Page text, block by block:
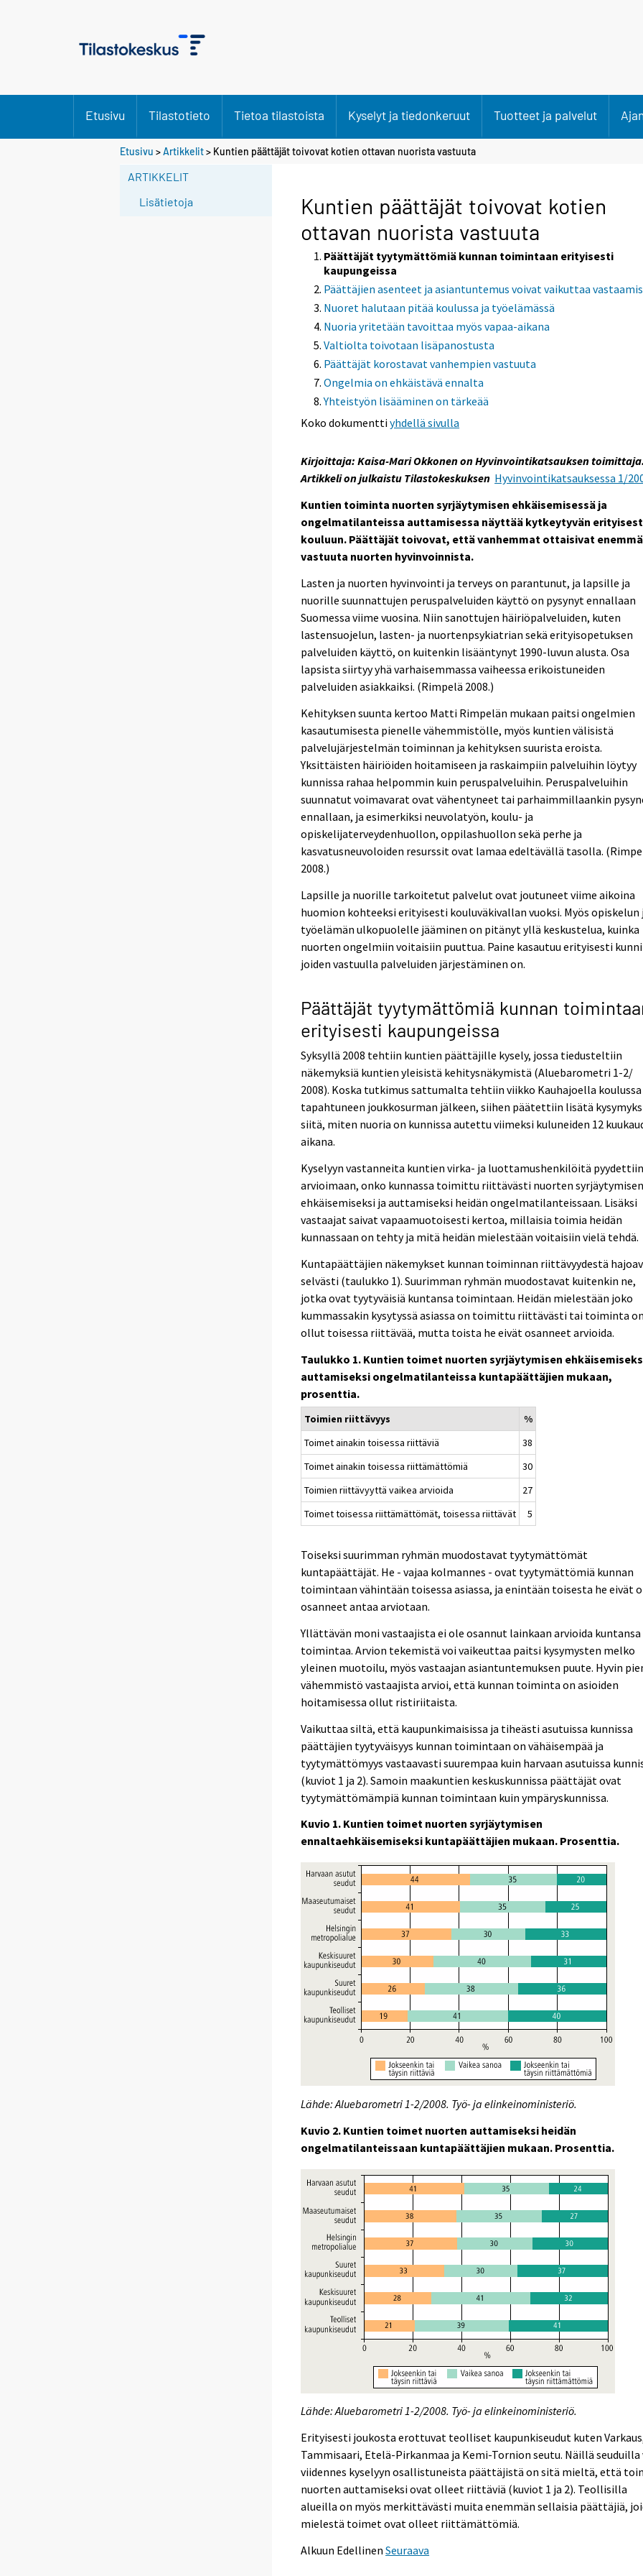
Etusivu Tilastotieto Tietoa tilastoista Kyselyt ja tiedonkeruut Tuotteet ja palvelut
Etusivu >Artikkelit> Kuntien päättäjät toivovat kotien ottavan nuorista vastuuta
ARTIKKELIT
Lisätietoja
Kuntien päättäjät toivovat kotien
ottavan nuorista vastuuta
Päättäjät tyytymättömiä kunnan toimintaan erityisesti
kaupungeissa
Päättäjien asenteet ja asiantuntemus voivat vaikuttaa
Nuoret halutaan pitää koulussa ja työelämässä
Nuoria yritetään tavoittaa myös vapaa-aikana
Valtiolta toivotaan lisäpanostusta
Päättäjät korostavat vanhempien vastuuta
Ongelmia on ehkäistävä ennalta
Yhteistyön lisääminen on tärkeää
Koko dokumenttiyhdellä sivulla
Kirjoittaja: Kaisa-Mari Okkonen on Hyvinvointikatsauksen toimittaja.
Artikkeli on julkaistu Tilastokeskuksen Hyvinvointikatsauksessa 1/
Kuntien toiminta nuorten syrjäytymisen ehkäisemisessä ja
ongelmatilanteissa auttamisessa näyttää kytkeytyvän
kouluun. Päättäjät toivovat, että vanhemmat ottaisivat
vastuuta nuorten hyvinvoinnista.
Lasten ja nuorten hyvinvointi ja terveys on parantunut, ja lapsille ja
nuorille suunnattujen peruspalveluiden käyttö on pysynyt ennallaan
Suomessa viime vuosina. Niin sanottujen häiriöpalveluiden, kuten
lastensuojelun, lasten- ja nuortenpsykiatrian sekä erityisopetuksen
palveluiden käyttö, on kuitenkin lisääntynyt 1990-luvun alusta. Osa
lapsista siirtyy yhä varhaisemmassa vaiheessa erikoistuneiden
palveluiden asiakkaiksi. (Rimpelä 2008.)
Kehityksen suunta kertoo Matti Rimpelän mukaan paitsi ongelmien
kasautumisesta pienelle vähemmistölle, myös kuntien välisistä
palvelujärjestelmän toiminnan ja kehityksen suurista eroista.
Yksittäisten häiriöiden hoitamiseen ja raskaimpiin palveluihin löytyy
kunnissa rahaa helpommin kuin peruspalveluihin. Peruspalveluihin
suunnatut voimavarat ovat vähentyneet tai parhaimmillaankin
ennallaan, ja esimerkiksi neuvolatyön, koulu- ja
opiskelijaterveydenhuollon, oppilashuollon sekä perhe ja
kasvatusneuvoloiden resurssit ovat lamaa edeltävällä tasolla.
2008.)
Lapsille ja nuorille tarkoitetut palvelut ovat joutuneet viime aikoina
huomion kohteeksi erityisesti kouluväkivallan vuoksi. Myös opiskelun
työelämän ulkopuolelle jääminen on pitänyt yllä keskustelua, kuinka
nuorten ongelmiin voitaisiin puuttua. Paine kasautuu erityisesti
joiden vastuulla palveluiden järjestäminen on.
Päättäjät tyytymättömiä kunnan
erityisesti kaupungeissa
Syksyllä 2008 tehtiin kuntien päättäjille kysely, jossa tiedusteltiin
näkemyksiä kuntien yleisistä kehitysnäkymistä (Aluebarometri 1-2/
2008). Koska tutkimus sattumalta tehtiin viikko Kauhajoella koulussa
tapahtuneen joukkosurman jälkeen, siihen päätettiin lisätä
siitä, miten nuoria on kunnissa autettu viimeksi kuluneiden 12
aikana.
Kyselyyn vastanneita kuntien virka- ja luottamushenkilöitä pyydettiin
arvioimaan, onko kunnassa toimittu riittävästi nuorten syrjäytymisen
ehkäisemiseksi ja auttamiseksi heidän ongelmatilanteissaan. Lisäksi
vastaajat saivat vapaamuotoisesti kertoa, millaisia toimia heidän
kunnassaan on tehty ja mitä heidän mielestään voitaisiin vielä tehdä.
Kuntapäättäjien näkemykset kunnan toiminnan riittävyydestä
selvästi (taulukko 1). Suurimman ryhmän muodostavat kuitenkin ne,
jotka ovat tyytyväisiä kuntansa toimintaan. Heidän mielestään joko
kummassakin kysytyssä asiassa on toimittu riittävästi tai toiminta on
ollut toisessa riittävää, mutta toista he eivät osanneet arvioida.
Taulukko 1. Kuntien toimet nuorten syrjäytymisen
auttamiseksi ongelmatilanteissa kuntapäättäjien mukaan,
prosenttia.
Toimien riittävyys
%
Toimet ainakin toisessa riittäviä
38
Toimet ainakin toisessa riittämättömiä
30
Toimien riittävyyttä vaikea arvioida
27
Toimet toisessa riittämättömät, toisessa riittävät
5
Toiseksi suurimman ryhmän muodostavat tyytymättömät
kuntapäättäjät. He - vajaa kolmannes - ovat tyytymättömiä kunnan
toimintaan vähintään toisessa asiassa, ja enintään toisesta he eivät
osanneet antaa arviotaan.
Yllättävän moni vastaajista ei ole osannut lainkaan arvioida kuntansa
toimintaa. Arvion tekemistä voi vaikeuttaa paitsi kysymysten melko
yleinen muotoilu, myös vastaajan asiantuntemuksen puute. Hyvin
vähemmistö vastaajista arvioi, että kunnan toiminta on asioiden
hoitamisessa ollut ristiriitaista.
Vaikuttaa siltä, että kaupunkimaisissa ja tiheästi asutuissa kunnissa
päättäjien tyytyväisyys kunnan toimintaan on vähäisempää ja
tyytymättömyys vastaavasti suurempaa kuin harvaan asutuissa
(kuviot 1 ja 2). Samoin maakuntien keskuskunnissa päättäjät ovat
tyytymättömämpiä kunnan toimintaan kuin ympäryskunnissa.
Kuvio 1. Kuntien toimet nuorten syrjäytymisen
ennaltaehkäisemiseksi kuntapäättäjien mukaan. Prosenttia.
Lähde: Aluebarometri 1-2/2008. Työ- ja elinkeinoministeriö.
Kuvio 2. Kuntien toimet nuorten auttamiseksi heidän
ongelmatilanteissaan kuntapäättäjien mukaan. Prosenttia.
Lähde: Aluebarometri 1-2/2008. Työ- ja elinkeinoministeriö.
Erityisesti joukosta erottuvat teolliset kaupunkiseudut kuten
Tammisaari, Etelä-Pirkanmaa ja Kemi-Tornion seutu. Näillä seuduilla
viidennes kyselyyn osallistuneista päättäjistä on sitä mieltä, että
nuorten auttamiseksi ovat olleet riittäviä (kuviot 1 ja 2). Teollisilla
alueilla on myös merkittävästi muita enemmän sellaisia päättäjiä,
mielestä toimet ovat olleet riittämättömiä.
Alkuun Edellinen Seuraava